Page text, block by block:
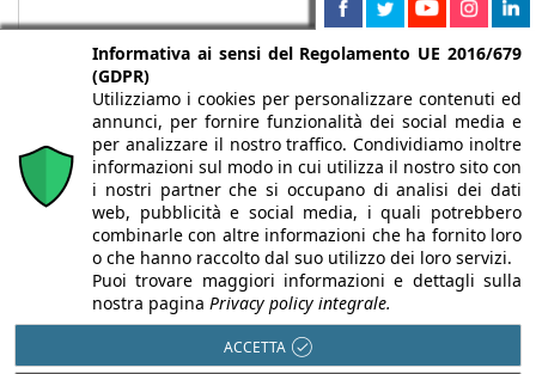
Chi siamo Autori Per la tua pubblicità
Iscriviti alla
newsletter
Informativa ai sensi del Regolamento UE 2016/679
(GDPR)
Utilizziamo i cookies per personalizzare contenuti ed
annunci, per fornire funzionalità dei social media e
per analizzare il nostro traffico. Condividiamo inoltre
informazioni sul modo in cui utilizza il nostro sito con
i nostri partner che si occupano di analisi dei dati
web, pubblicità e social media, i quali potrebbero
combinarle con altre informazioni che ha fornito loro
o che hanno raccolto dal suo utilizzo dei loro servizi.
Puoi trovare maggiori informazioni e dettagli sulla
nostra pagina Privacy policy integrale.
ACCETTA